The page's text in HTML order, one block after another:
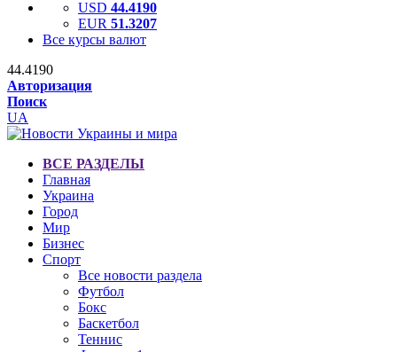
USD 44.4190
EUR 51.3207
Все курсы валют
44.4190
Авторизация
Поиск
UA
ВСЕ РАЗДЕЛЫ
Главная
Украина
Город
Мир
Бизнес
Спорт
Все новости раздела
Футбол
Бокс
Баскетбол
Теннис